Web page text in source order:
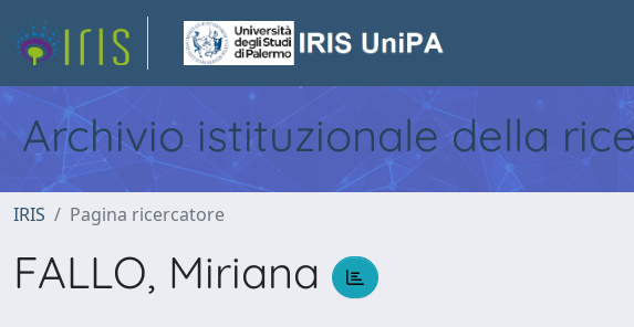
Archivio istituzionale della
IRIS Pagina ricercatore
FALLO, Miriana